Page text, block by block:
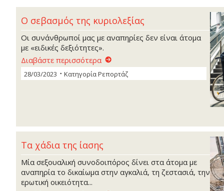
Ο σεβασμός της κυριολεξίας
Οι συνάνθρωποί μας με αναπηρίες δεν είναι άτομα
με «ειδικές δεξιότητες».
Διαβάστε περισσότερα
28/03/2023 ΚατηγορίαΡεπορτάζ
Τα χάδια της ίασης
Μία σεξουαλική συνοδοιπόρος δίνει στα άτομα με
αναπηρία το δικαίωμα στην αγκαλιά, τη ζεστασιά, την
ερωτική οικειότητα...